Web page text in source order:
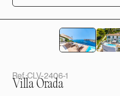
Details
Villa Orada
Ref.:CLV-2406-1